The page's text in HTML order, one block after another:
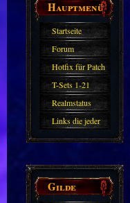
Hauptmenü
Startseite
Forum
Hotfix für Patch
11.X
T-Sets 1-21
Realmstatus
Links die jeder
kennen sollte?!
Gilde